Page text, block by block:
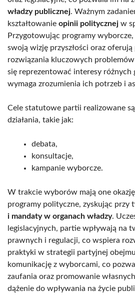
władzy publicznej. Ważnym
kształtowanie opinii politycznej w
Przygotowując programy
swoją wizję przyszłości oraz
rozwiązania kluczowych problemów
się reprezentować interesy różnych
wymaga zrozumienia ich potrzeb i
Cele statutowe partii realizowane
działania, takie jak:
debata,
konsultacje,
kampanie wyborcze.
W trakcie wyborów mają one
programy polityczne, zyskując przy
i mandaty w organach władzy.
legislacyjnych, partie wpływają na
prawnych i regulacji, co wspiera
praktyki w strategii partyjnej
komunikację z wyborcami, co
zaufania oraz promowanie
dążenie do wpływania na życie